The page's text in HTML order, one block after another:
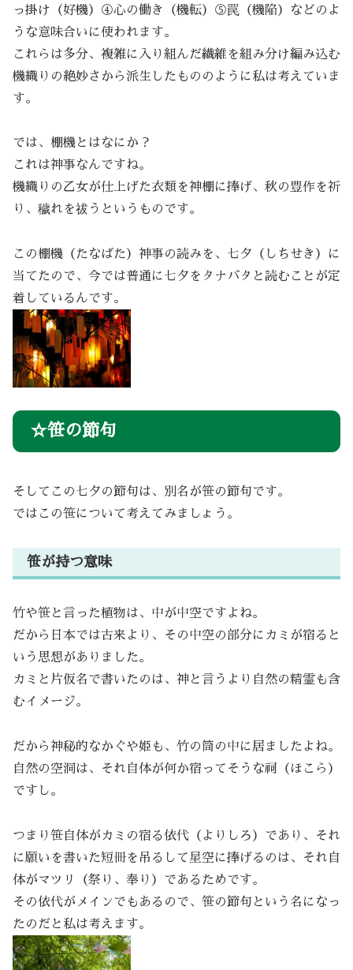
っ掛け（好機）④心の働き（機転）⑤罠（機陥）などのよ
うな意味合いに使われます。
これらは多分、複雑に入り組んだ繊維を組み分け編み込む
機織りの絶妙さから派生したもののように私は考えていま
す。
では、棚機とはなにか？
これは神事なんですね。
機織りの乙女が仕上げた衣類を神棚に捧げ、秋の豊作を祈
り、穢れを祓うというものです。
この棚機（たなばた）神事の読みを、七夕（しちせき）に
当てたので、今では普通に七夕をタナバタと読むことが定
着しているんです。
☆笹の節句
そしてこの七夕の節句は、別名が笹の節句です。
ではこの笹について考えてみましょう。
笹が持つ意味
竹や笹と言った植物は、中が中空ですよね。
だから日本では古来より、その中空の部分にカミが宿ると
いう思想がありました。
カミと片仮名で書いたのは、神と言うより自然の精霊も含
むイメージ。
だから神秘的なかぐや姫も、竹の筒の中に居ましたよね。
自然の空洞は、それ自体が何か宿ってそうな祠（ほこら）
ですし。
つまり笹自体がカミの宿る依代（よりしろ）であり、それ
に願いを書いた短冊を吊るして星空に捧げるのは、それ自
体がマツリ（祭り、奉り）であるためです。
その依代がメインでもあるので、笹の節句という名になっ
たのだと私は考えます。